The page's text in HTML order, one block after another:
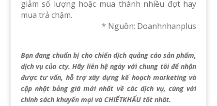
giảm số lượng hoặc mua thành nhiều đợt hay
mua trả chậm.
* Nguồn: Doanhnhanplus
Bạn đang chuẩn bị cho chiến dịch quảng cáo sản phẩm,
dịch vụ của cty. Hãy liên hệ ngày với chung tôi để nhận
được tư vấn, hỗ trợ xây dựng kế hoạch marketing và
cập nhật bảng giá mới nhất về các dịch vụ, cùng với
chính sách khuyến mại và CHIẾTKHẤU tốt nhât.